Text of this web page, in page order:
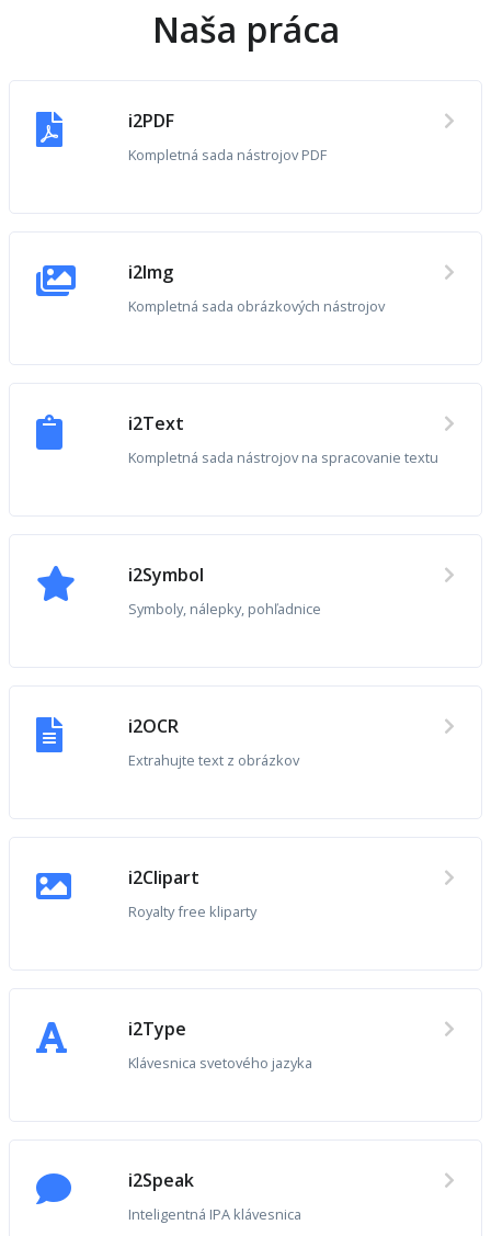
Naša práca
i2PDF
Kompletná sada nástrojov PDF
i2Img
Kompletná sada obrázkových nástrojov
i2Text
Kompletná sada nástrojov na spracovanie textu
i2Symbol
Symboly, nálepky, pohľadnice
i2OCR
Extrahujte text z obrázkov
i2Clipart
Royalty free kliparty
i2Type
Klávesnica svetového jazyka
i2Speak
Inteligentná IPA klávesnica